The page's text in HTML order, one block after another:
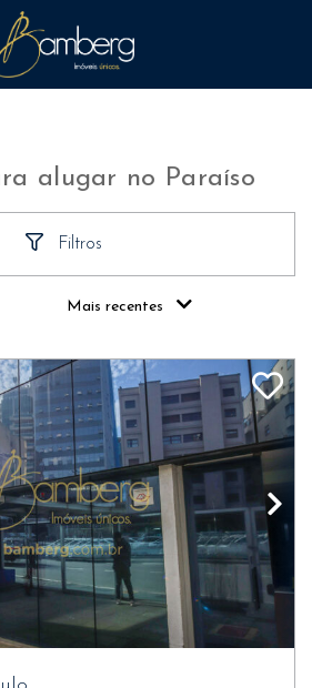
alugar no Paraíso
Filtros
Mais recentes